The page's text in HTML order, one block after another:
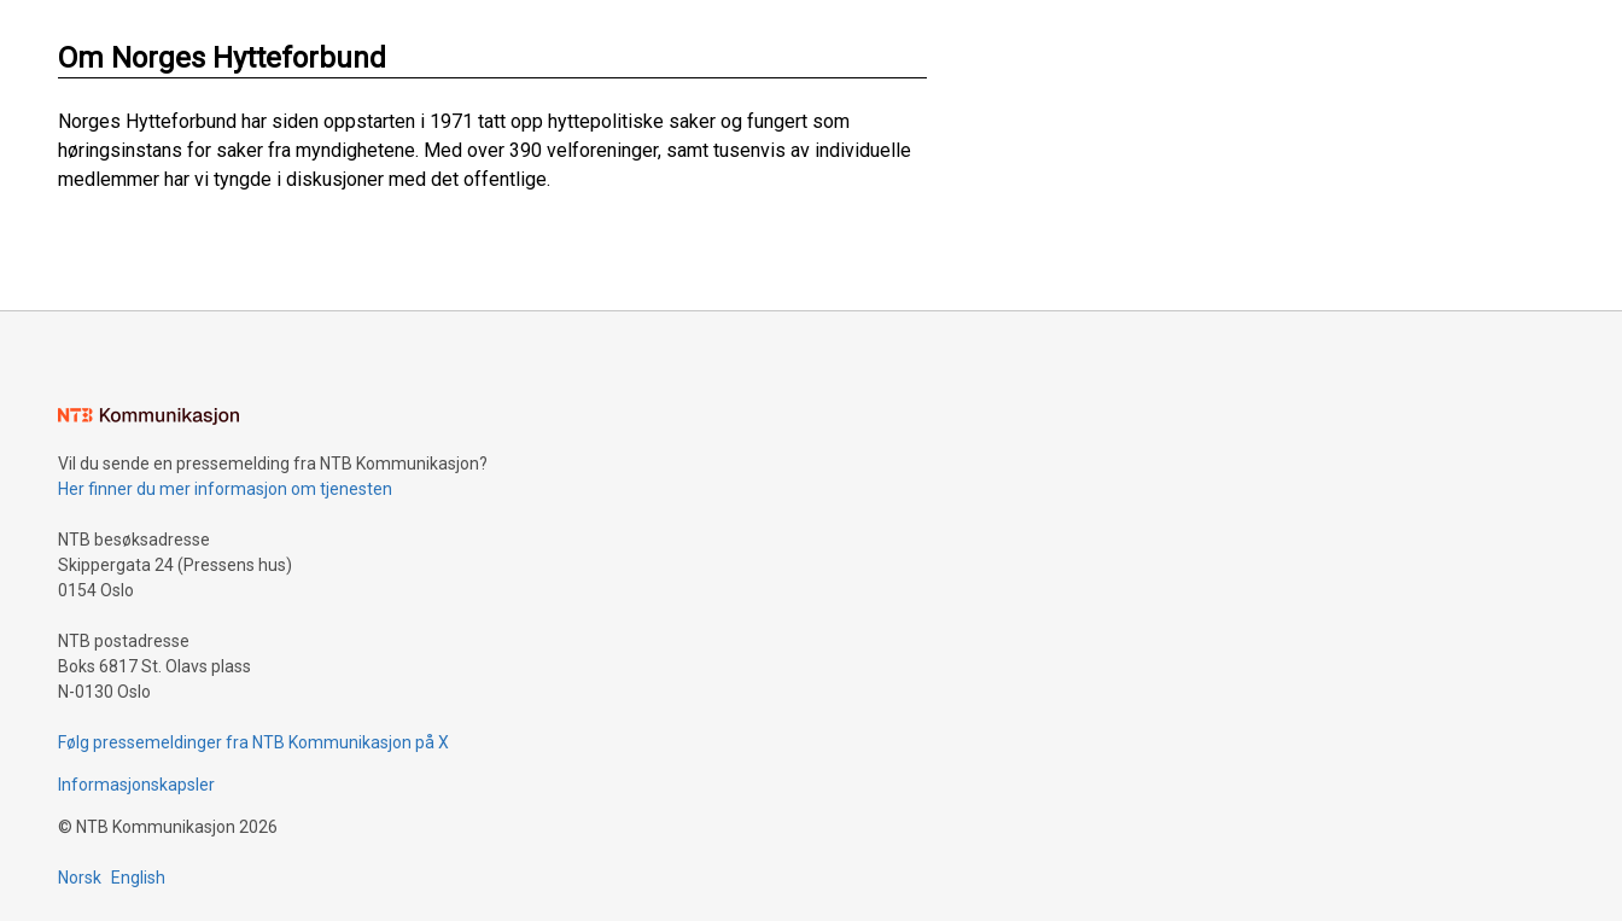
Om Norges Hytteforbund
Norges Hytteforbund har siden oppstarten i 1971 tatt opp hyttepolitiske saker og fungert som
høringsinstans for saker fra myndighetene. Med over 390 velforeninger, samt tusenvis av individuelle
medlemmer har vi tyngde i diskusjoner med det offentlige.
Vil du sende en pressemelding fra NTB Kommunikasjon?
Her finner du mer informasjon om tjenesten
NTB besøksadresse
Skippergata 24 (Pressens hus)
0154 Oslo
NTB postadresse
Boks 6817 St. Olavs plass
N-0130 Oslo
Følg pressemeldinger fra NTB Kommunikasjon på X
Informasjonskapsler
© NTB Kommunikasjon 2026
Norsk English